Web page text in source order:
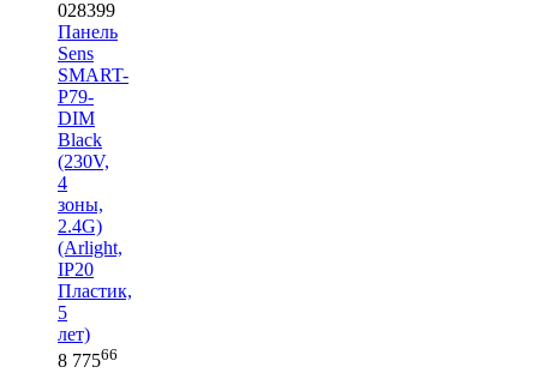
028399
Панель
Sens
SMART-
P79-
DIM
Black
(230V,
4
зоны,
2.4G)
(Arlight,
IP20
Пластик,
5
лет)
8 77566